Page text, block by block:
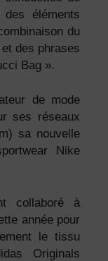
éléments
du
des phrases
Bag ».
de mode
ses réseaux
sa nouvelle
Nike
collaboré à
année pour
le tissu
Originals